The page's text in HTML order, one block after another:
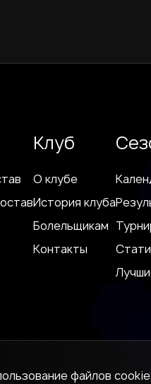
Клуб
О клубе
История клуба
Болельщикам
Контакты
файлов